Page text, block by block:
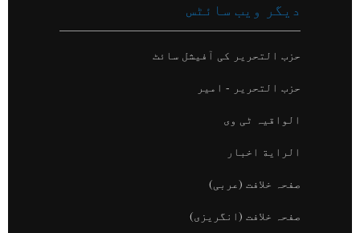
دیگر ویب سائٹس
حزب التحریر کی آفیشل سائٹ
حزب التحریر - امیر
الواقیہ ٹی وی
الراية اخبار
صفحہ خلافت (عربی)
صفحہ خلافت (انگریزی)